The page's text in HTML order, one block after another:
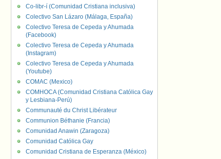
Co-libr-í (Comunidad Cristiana inclusiva)
Colectivo San Lázaro (Málaga, España)
Colectivo Teresa de Cepeda y Ahumada
(Facebook)
Colectivo Teresa de Cepeda y Ahumada
(Instagram)
Colectivo Teresa de Cepeda y Ahumada
(Youtube)
COMAC (Mexico)
COMHOCA (Comunidad Cristiana Católica Gay
y Lesbiana-Perú)
Communauté du Christ Libérateur
Communion Béthanie (Francia)
Comunidad Anawin (Zaragoza)
Comunidad Católica Gay
Comunidad Cristiana de Esperanza (México)